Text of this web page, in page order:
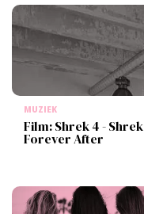
MUZIEK
Film: Shrek 4 - Shrek
Forever After